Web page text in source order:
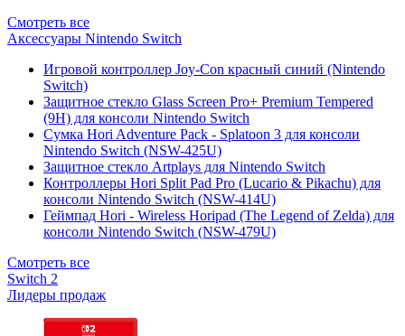
Смотреть все
Аксессуары Nintendo Switch
Игровой контроллер Joy-Con красный синий (Nintendo
Switch)
Защитное стекло Glass Screen Pro+ Premium Tempered
(9H) для консоли Nintendo Switch
Сумка Hori Adventure Pack - Splatoon 3 для консоли
Nintendo Switch (NSW-425U)
Защитное стекло Artplays для Nintendo Switch
Контроллеры Hori Split Pad Pro (Lucario & Pikachu) для
консоли Nintendo Switch (NSW-414U)
Геймпад Hori - Wireless Horipad (The Legend of Zelda) для
консоли Nintendo Switch (NSW-479U)
Смотреть все
Switch 2
Лидеры продаж